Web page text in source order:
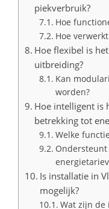
piekverbruik?
Hoe
Hoe
Hoe flexibel is
uitbreiding?
Kan
worden?
Hoe intelligent is
betrekking tot
Welke
Is installatie in
mogelijk?
Wat zijn de